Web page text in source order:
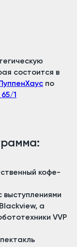
состоится в
по
1
кофе-
выступлениями
а
VVP